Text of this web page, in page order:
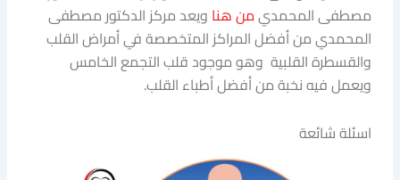
مصطفى المحمديمن هنا ويعد مركز الدكتور مصطفى
المحمدي من أفضل المراكز المتخصصة في أمراض القلب
والقسطرة القلبية وهو موجود قلب التجمع الخامس
ويعمل فيه نخبة من أفضل أطباء القلب.
اسئلة شائعة